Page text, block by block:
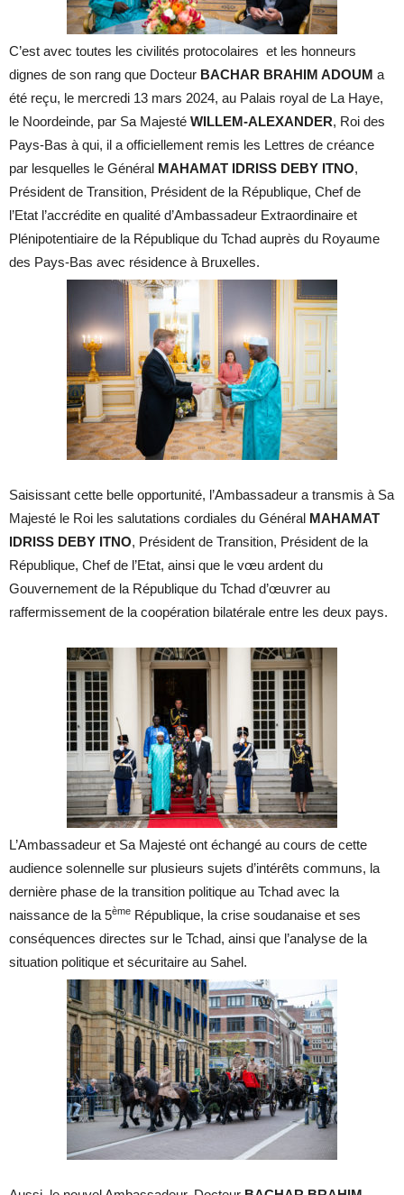
C’est avec toutes les civilités protocolaires et les honneurs
dignes de son rang que Docteur BACHAR BRAHIM ADOUM a
été reçu, le mercredi 13 mars 2024, au Palais royal de La Haye,
le Noordeinde, par Sa Majesté WILLEM-ALEXANDER, Roi des
Pays-Bas à qui, il a officiellement remis les Lettres de créance
par lesquelles le Général MAHAMAT IDRISS DEBY ITNO,
Président de Transition, Président de la République, Chef de
l’Etat l’accrédite en qualité d’Ambassadeur Extraordinaire et
Plénipotentiaire de la République du Tchad auprès du Royaume
des Pays-Bas avec résidence à Bruxelles.
Saisissant cette belle opportunité, l’Ambassadeur a transmis à Sa
Majesté le Roi les salutations cordiales du Général MAHAMAT
IDRISS DEBY ITNO, Président de Transition, Président de la
République, Chef de l’Etat, ainsi que le vœu ardent du
Gouvernement de la République du Tchad d’œuvrer au
raffermissement de la coopération bilatérale entre les deux pays.
L’Ambassadeur et Sa Majesté ont échangé au cours de cette
audience solennelle sur plusieurs sujets d’intérêts communs, la
dernière phase de la transition politique au Tchad avec la
naissance de la 5ème République, la crise soudanaise et ses
conséquences directes sur le Tchad, ainsi que l’analyse de la
situation politique et sécuritaire au Sahel.